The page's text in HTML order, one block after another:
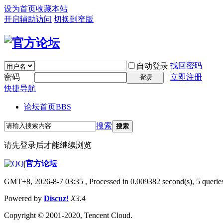
设为首页收藏本站
开启辅助访问 切换到窄版
自动登录 找回密码
密码
登录
立即注册
快捷导航
论坛首页BBS
搜索 搜索
请先登录后才能继续浏览
|官方论坛
GMT+8, 2026-8-7 03:35 , Processed in 0.009382 second(s), 5
Powered by Discuz! X3.4
Copyright © 2001-2020, Tencent Cloud.